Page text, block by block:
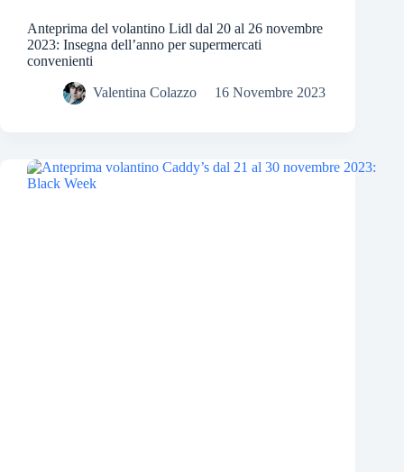
Anteprima del volantino Lidl dal 20 al 26 novembre
2023: Insegna dell’anno per supermercati
convenienti
Valentina Colazzo 16 Novembre 2023